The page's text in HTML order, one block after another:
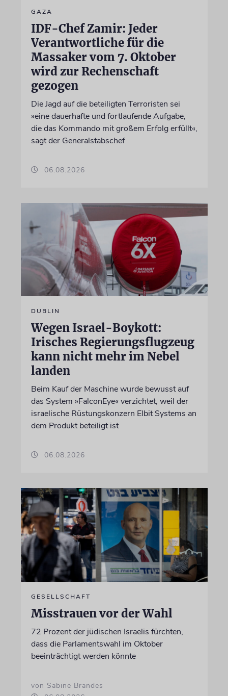
GAZA
IDF-Chef Zamir: Jeder
Verantwortliche für die
Massaker vom 7. Oktober
wird zur Rechenschaft
gezogen
Die Jagd auf die beteiligten Terroristen sei
»eine dauerhafte und fortlaufende Aufgabe,
die das Kommando mit großem Erfolg erfüllt«,
sagt der Generalstabschef
06.08.2026
DUBLIN
Wegen Israel-Boykott:
Irisches Regierungsflugzeug
kann nicht mehr im Nebel
landen
Beim Kauf der Maschine wurde bewusst auf
das System »FalconEye« verzichtet, weil der
israelische Rüstungskonzern Elbit Systems an
dem Produkt beteiligt ist
06.08.2026
GESELLSCHAFT
Misstrauen vor der Wahl
72 Prozent der jüdischen Israelis fürchten,
dass die Parlamentswahl im Oktober
beeinträchtigt werden könnte
von Sabine Brandes